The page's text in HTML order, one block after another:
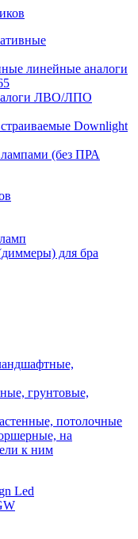
линейные аналоги
ЛВО/ЛПО
Downlight
(без ПРА
для бра
грунтовые,
потолочные
на
к ним
Led